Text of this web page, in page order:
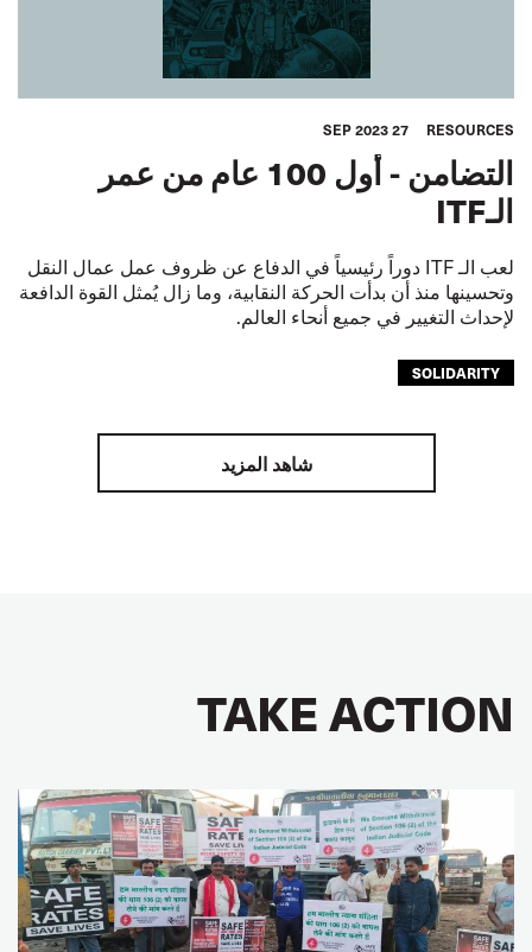
RESOURCES
27 SEP 2023
التضامن - أول 100 عام من عمر
الـITF
لعب الـ ITF دوراً رئيسياً في الدفاع عن ظروف عمل عمال النقل
وتحسينها منذ أن بدأت الحركة النقابية، وما زال يُمثل القوة الدافعة
لإحداث التغيير في جميع أنحاء العالم.
SOLIDARITY
شاهد المزيد
TAKE ACTION